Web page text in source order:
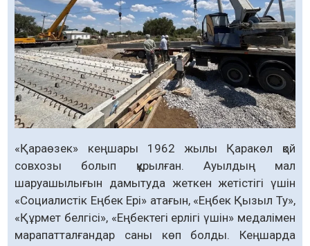
«Қараөзек» кеңшары 1962 жылы Қаракөл қой
совхозы болып құрылған. Ауылдың мал
шаруашылығын дамытуда жеткен жетістігі үшін
«Социалистік Еңбек Ері» атағын, «Еңбек Қызыл Ту»,
«Құрмет белгісі», «Еңбектегі ерлігі үшін» медалімен
марапатталғандар саны көп болды. Кеңшарда